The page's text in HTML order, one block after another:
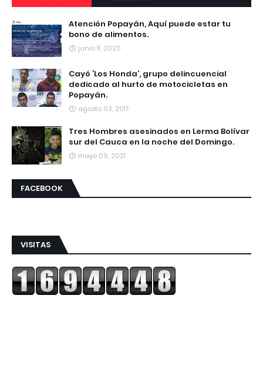
Atención Popayán, Aquí puede estar tu
bono de alimentos.
junio 11, 2020
Cayó ‘Los Honda’, grupo delincuencial
dedicado al hurto de motocicletas en
Popayán.
agosto 03, 2017
Tres Hombres asesinados en Lerma Bolívar
sur del Cauca en la noche del Domingo.
mayo 09, 2021
FACEBOOK
VISITAS